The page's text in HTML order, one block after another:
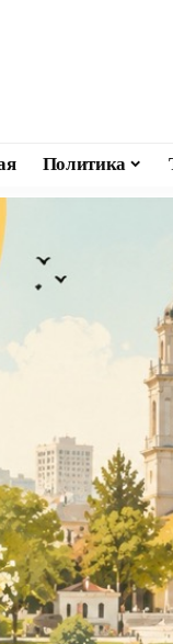
Политика